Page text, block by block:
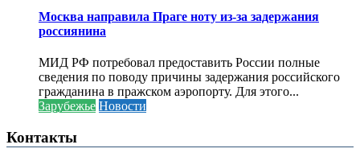
Москва направила Праге ноту из-за задержания
россиянина
МИД РФ потребовал предоставить России полные
сведения по поводу причины задержания российского
гражданина в пражском аэропорту. Для этого...
Зарубежье Новости
Контакты